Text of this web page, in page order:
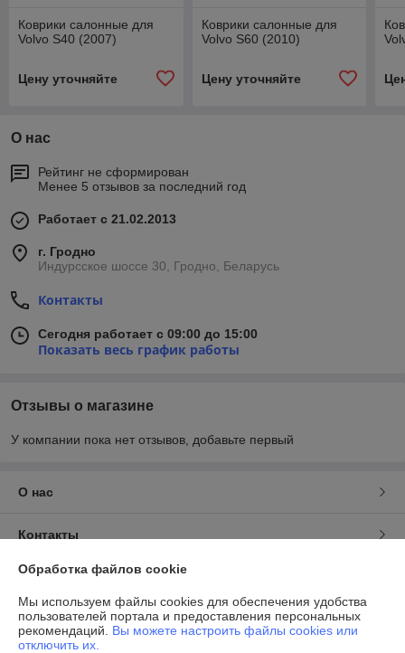
Коврики салонные для
Volvo S40 (2007)
Цену уточняйте
Коврики салонные для
Volvo S60 (2010)
Цену уточняйте
О нас
Рейтинг не сформирован
Менее 5 отзывов за последний год
Работает с 21.02.2013
г. Гродно
Индурсское шоссе 30, Гродно, Беларусь
Контакты
Сегодня работает с 09:00 до 15:00
Показать весь график работы
Отзывы о магазине
У компании пока нет отзывов, добавьте первый
О нас
Контакты
Доставка и оплата
График работы
Обработка файлов cookie
Мы используем файлы cookies для обеспечения удобства
пользователей портала и предоставления персональных
рекомендаций. Вы можете настроить файлы cookies или
отключить их.